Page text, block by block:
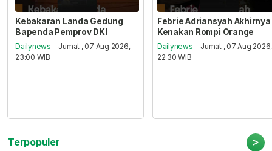
Kebakaran Landa Gedung
Bapenda Pemprov DKI
Dailynews - Jumat , 07 Aug 2026,
23:00 WIB
Febrie Adriansyah Akhirnya
Kenakan Rompi Orange
Dailynews - Jumat , 07 Aug 2026,
22:30 WIB
Terpopuler >